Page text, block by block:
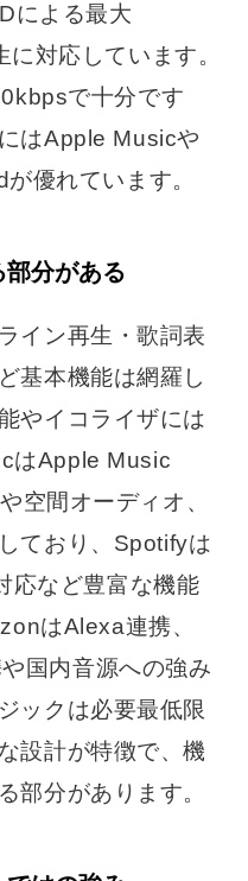
による最大
対応しています。
で十分です
はApple Musicや
優れています。
分がある
イン再生・歌詞表
基本機能は網羅し
やイコライザには
はApple Music
空間オーディオ、
ており、Spotifyは
応など豊富な機能
はAlexa連携、
国内音源への強み
ックは必要最低限
設計が特徴で、機
部分があります。